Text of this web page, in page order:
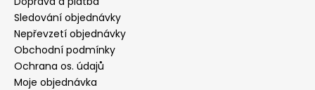
Sledování objednávky
Nepřevzetí objednávky
Obchodní podmínky
Ochrana os. údajů
Moje objednávka